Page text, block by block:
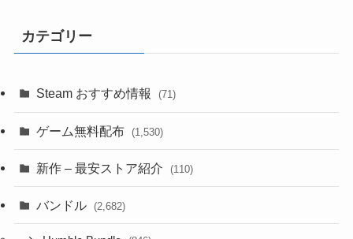
カテゴリー
Steam おすすめ情報 (71)
ゲーム無料配布 (1,530)
新作 – 最安ストア紹介 (110)
バンドル (2,682)